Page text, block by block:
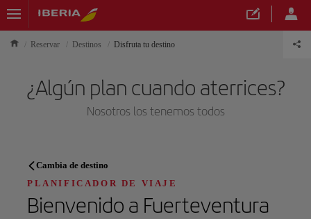
Reservar Destinos Disfruta tu destino
¿Algún plan cuando aterrices?
Nosotros los tenemos todos
PLANIFICADOR DE VIAJE
Descubre tu próximo destino
Cambia de destino
PLANIFICADOR DE VIAJE
Bienvenido a Fuerteventura